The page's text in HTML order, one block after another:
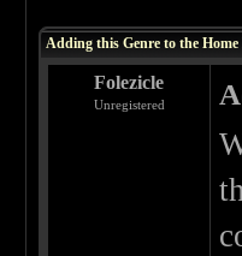
Adding this Genre to the Home
Folezicle
Unregistered